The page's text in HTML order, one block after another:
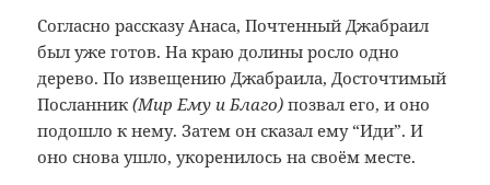
Согласно рассказу Анаса, Почтенный Джабраил
был уже готов. На краю долины росло одно
дерево. По извещению Джабраила, Досточтимый
Посланник(Мир Ему и Благо) позвал его, и оно
подошло к нему. Затем он сказал ему “Иди”. И
оно снова ушло, укоренилось на своём месте.